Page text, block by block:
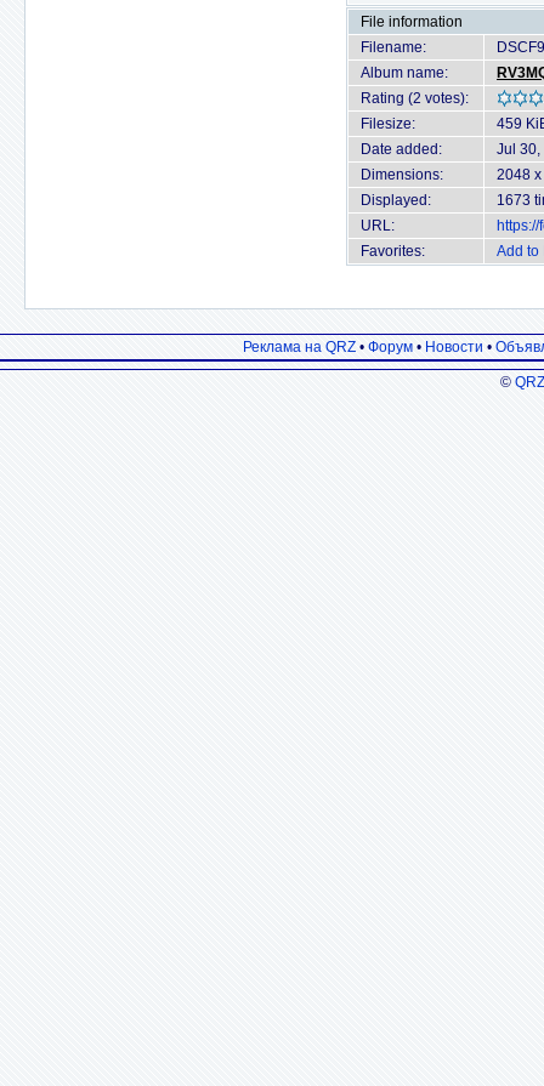
File information
Filename:
Album name:
Rating (2 votes):
Filesize:
459
Date added:
Jul 30,
Dimensions:
2048
Displayed:
1673
URL:
Favorites:
Add to
Реклама на QRZ • Форум • Новости •
©